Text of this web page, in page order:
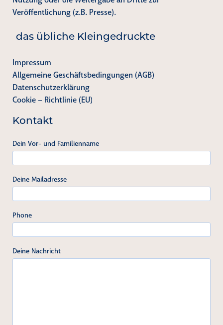
Veröffentlichung (z.B. Presse).
das übliche Kleingedruckte
Impressum
Allgemeine Geschäftsbedingungen (AGB)
Datenschutzerklärung
Cookie – Richtlinie (EU)
Kontakt
Dein Vor- und Familienname
Deine Mailadresse
Phone
Deine Nachricht